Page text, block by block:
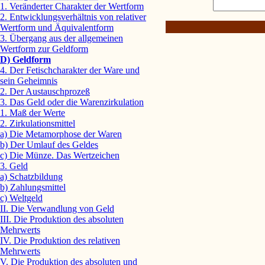
1. Veränderter Charakter der Wertform
2. Entwicklungsverhältnis von relativer
Wertform und Äquivalentform
3. Übergang aus der allgemeinen
Wertform zur Geldform
D) Geldform
4. Der Fetischcharakter der Ware und
sein Geheimnis
2. Der Austauschprozeß
3. Das Geld oder die Warenzirkulation
1. Maß der Werte
2. Zirkulationsmittel
a) Die Metamorphose der Waren
b) Der Umlauf des Geldes
c) Die Münze. Das Wertzeichen
3. Geld
a) Schatzbildung
b) Zahlungsmittel
c) Weltgeld
II. Die Verwandlung von Geld
III. Die Produktion des absoluten
Mehrwerts
IV. Die Produktion des relativen
Mehrwerts
V. Die Produktion des absoluten und